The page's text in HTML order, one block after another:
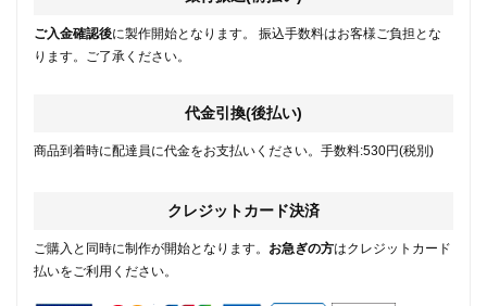
ご入金確認後に製作開始となります。 振込手数料はお客様ご負担とな
ります。ご了承ください。
代金引換(後払い)
商品到着時に配達員に代金をお支払いください。手数料:530円(税別)
クレジットカード決済
ご購入と同時に制作が開始となります。 お急ぎの方はクレジットカード
払いをご利用ください。